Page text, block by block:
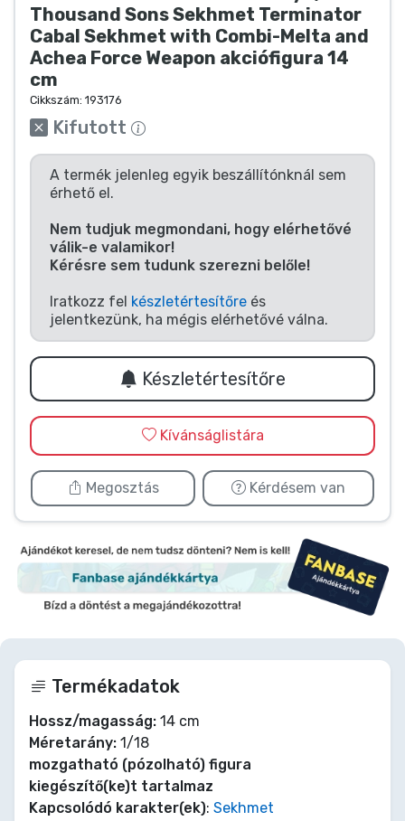
Thousand Sons Sekhmet Terminator
Cabal Sekhmet with Combi-Melta and
Achea Force Weapon akciófigura 14
cm
Cikkszám: 193176
Kifutott
A termék jelenleg egyik beszállítónknál sem
érhető el.
Nem tudjuk megmondani, hogy elérhetővé
válik-e valamikor!
Kérésre sem tudunk szerezni belőle!
Iratkozz fel készletértesítőre és
jelentkezünk, ha mégis elérhetővé válna.
Készletértesítőre
Kívánságlistára
Megosztás Kérdésem van
Termékadatok
Hossz/magasság: 14 cm
Méretarány: 1/18
mozgatható (pózolható) figura
kiegészítő(ke)t tartalmaz
Kapcsolódó karakter(ek): Sekhmet
Terméktípusok
Márkák